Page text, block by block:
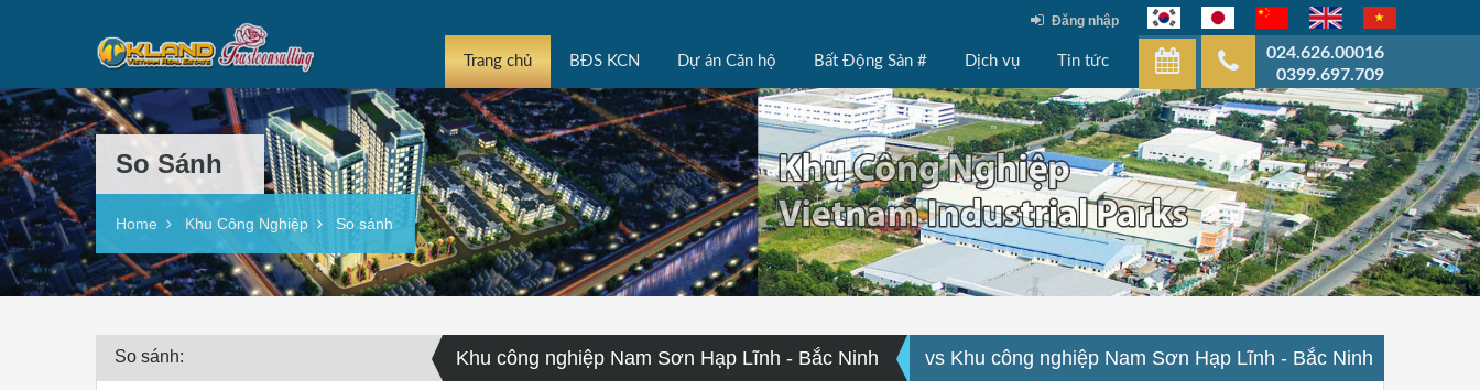
Đăng nhập
024.626.00016
0399.697.709
Trang chủ BĐS KCN Dự án Căn hộ Bất Động Sản # Dịch vụ Tin tức
So Sánh
Home Khu Công Nghiệp So sánh
So sánh: Khu công nghiệp Nam Sơn Hạp Lĩnh - Bắc Ninh vs Khu công nghiệp Nam Sơn Hạp Lĩnh - Bắc Ninh